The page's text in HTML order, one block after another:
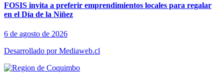
FOSIS invita a preferir emprendimientos locales para regalar
en el Día de la Niñez
6 de agosto de 2026
Desarrollado por Mediaweb.cl